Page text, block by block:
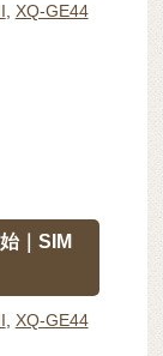
, XQ-GE44
｜SIM
XQ-GE44